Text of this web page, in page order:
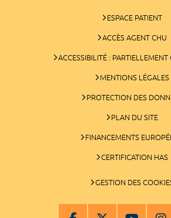
ESPACE PATIENT
ACCÈS AGENT CHU
ACCESSIBILITÉ :
MENTIONS LÉGALES
PROTECTION DES
PLAN DU SITE
FINANCEMENTS
CERTIFICATION HAS
GESTION DES